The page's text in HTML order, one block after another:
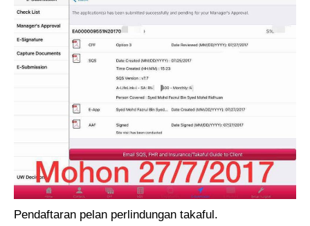
Pendaftaran pelan perlindungan takaful.